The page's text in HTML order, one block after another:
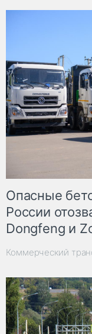
Опасные
России
Dongfeng и
Коммерческий